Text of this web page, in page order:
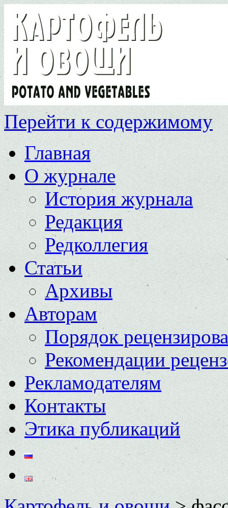
Перейти к содержимому
Главная
О журнале
История журнала
Редакция
Редколлегия
Статьи
Архивы
Авторам
Порядок
Рекомендации
Рекламодателям
Контакты
Этика публикаций